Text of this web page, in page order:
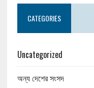
CATEGORIES
Uncategorized
অন্য দেশের সংসদ